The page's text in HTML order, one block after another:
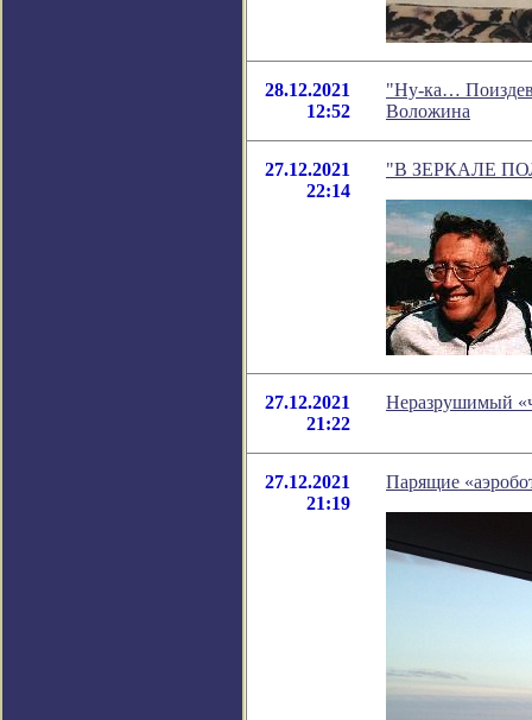
28.12.2021
12:52
"Ну-ка…
Воложина
27.12.2021
22:14
"В ЗЕРКАЛЕ
27.12.2021
21:22
Неразрушимый
27.12.2021
21:19
Парящие